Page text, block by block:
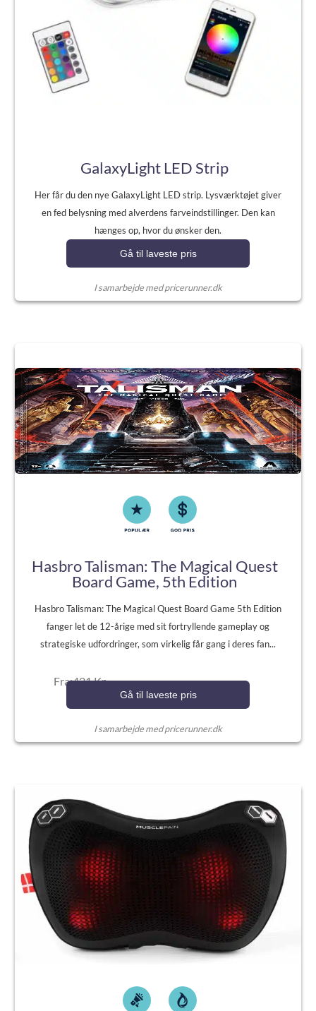
GalaxyLight LED Strip
Her får du den nye GalaxyLight LED strip. Lysværktøjet giver
en fed belysning med alverdens farveindstillinger. Den kan
hænges op, hvor du ønsker den.
Gå til laveste pris
I samarbejde med pricerunner.dk
Hasbro Talisman: The Magical Quest
Board Game, 5th Edition
Hasbro Talisman: The Magical Quest Board Game 5th Edition
fanger let de 12-årige med sit fortryllende gameplay og
strategiske udfordringer, som virkelig får gang i deres fan...
Fra:421 Kr.
Gå til laveste pris
I samarbejde med pricerunner.dk